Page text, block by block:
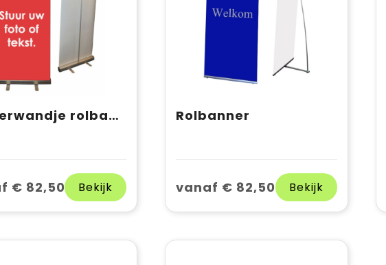
Achterwandje rolbanner eigen opmaak
€ 82,50 Bekijk
Rolbanner
vanaf € 82,50 Bekijk